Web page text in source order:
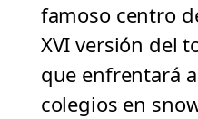
famoso centro
XVI versión del
que enfrentará
colegios en